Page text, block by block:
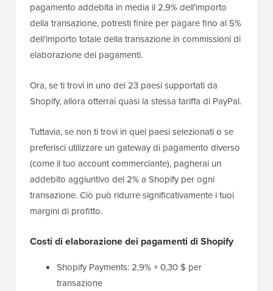
pagamento addebita in media il 2,9% dell'importo
della transazione, potresti finire per pagare fino al 5%
dell'importo totale della transazione in commissioni di
elaborazione dei pagamenti.
Ora, se ti trovi in uno dei 23 paesi supportati da
Shopify, allora otterrai quasi la stessa tariffa di PayPal.
Tuttavia, se non ti trovi in ​​quei paesi selezionati o se
preferisci utilizzare un gateway di pagamento diverso
(come il tuo account commerciante), pagherai un
addebito aggiuntivo del 2% a Shopify per ogni
transazione. Ciò può ridurre significativamente i tuoi
margini di profitto.
Costi di elaborazione dei pagamenti di Shopify
Shopify Payments: 2,9% + 0,30 $ per
transazione